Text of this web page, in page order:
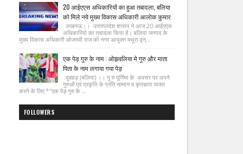
20 आईएएस अधिकारियों का हुआ तबादला, बलिया
को मिले नये मुख्य विकास अधिकारी आलोक कुमार
लखनऊ।। उत्तरप्रदेश शासन ने आज 20 आईएएस
अधिकारियो का तबादला किया है। बलिया जनपद के
मुख्य विकास अधिकारी ओजस्वी राज को नगर आयुक्त मथुरा वृन्...
एक पेड़ गुरु के नाम : ओझवलिया मे गुरु और माता
पिता के नाम लगाया गया पेड़
दुबहड़ (बलिया) ।। गु रु पूर्णिमा के अवसर पर अपने
गुरुओं एवं प्रकृति के प्रति सम्मान व कृतज्ञता व्यक्त
करने के लिए *"एक पेड़ गुरु के ...
FOLLOWERS